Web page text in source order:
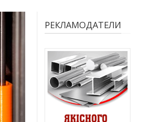
РЕКЛАМОДАТЕЛИ